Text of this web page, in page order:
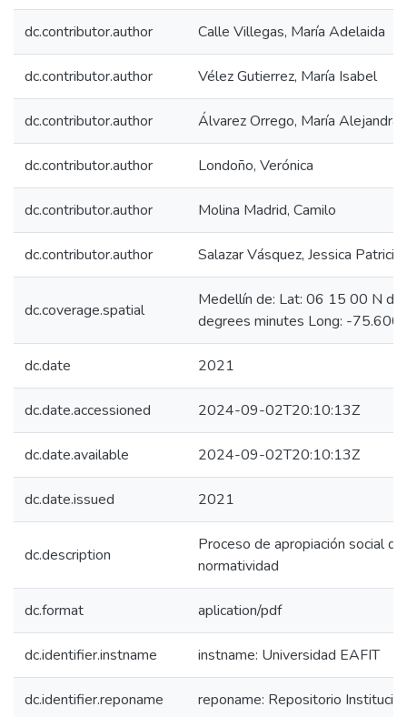
dc.contributor.author Calle Villegas, María Adelaida
dc.contributor.author Vélez Gutierrez, María Isabel
dc.contributor.author Álvarez Orrego, María Alejandra
dc.contributor.author Londoño, Verónica
dc.contributor.author Molina Madrid, Camilo
dc.contributor.author Salazar Vásquez, Jessica Patricia
dc.coverage.spatial
Medellín de: Lat: 06 15 00 N
degrees minutes Long: -
dc.date 2021
dc.date.accessioned 2024-09-02T20:10:13Z
dc.date.available 2024-09-02T20:10:13Z
dc.date.issued 2021
dc.description
Proceso de apropiación social
normatividad
dc.format aplication/pdf
dc.identifier.instname instname: Universidad EAFIT
dc.identifier.reponame reponame: Repositorio